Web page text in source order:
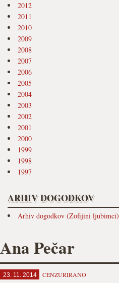
2012
2011
2010
2009
2008
2007
2006
2005
2004
2003
2002
2001
2000
1999
1998
1997
ARHIV DOGODKOV
Arhiv dogodkov (Zofijini ljubimci)
Ana Pečar
23. 11. 2014 CENZURIRANO